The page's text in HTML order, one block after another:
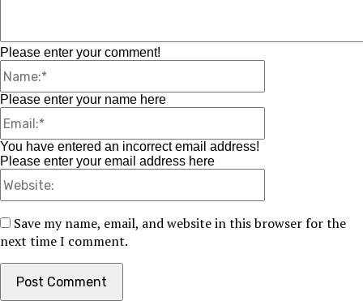
Comment:
Please enter your comment!
Please enter your name here
You have entered an incorrect email address!
Please enter your email address here
Save my name, email, and website in this browser for the
next time I comment.